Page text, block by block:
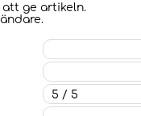
ge artikeln.